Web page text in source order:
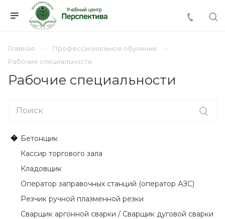
Главная
Профессиональное обучение
Рабочие специальности
Рабочие специальности
� Бетонщик
Кассир торгового зала
Кладовщик
Оператор заправочных станций (оператор АЗС)
Резчик ручной плазменной резки
Сварщик аргонной сварки / Сварщик дуговой сварки